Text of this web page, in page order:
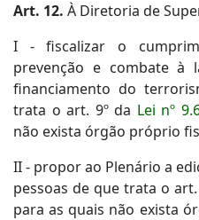
Art. 12. À Diretoria de
I - fiscalizar o
prevenção e combate à
financiamento do
trata o art. 9º da Lei nº
não exista órgão próprio
II - propor ao Plenário a
pessoas de que trata o art.
para as quais não exista